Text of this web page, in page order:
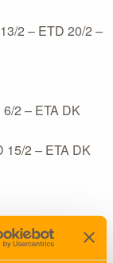
2 – ETD 20/2 –
2 – ETA DK
15/2 – ETA DK
2 – ETD 20/2 –